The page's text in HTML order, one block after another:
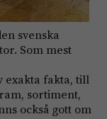
svenska
Som mest
exakta fakta, till
sortiment,
också gott om